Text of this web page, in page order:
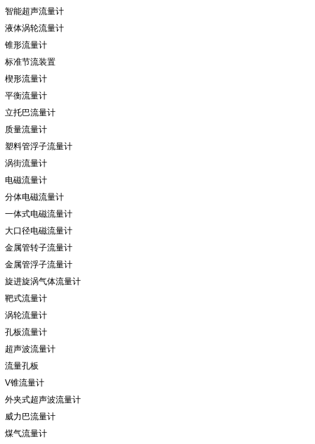
智能超声流量计
液体涡轮流量计
锥形流量计
标准节流装置
楔形流量计
平衡流量计
立托巴流量计
质量流量计
塑料管浮子流量计
涡街流量计
电磁流量计
分体电磁流量计
一体式电磁流量计
大口径电磁流量计
金属管转子流量计
金属管浮子流量计
旋进旋涡气体流量计
靶式流量计
涡轮流量计
孔板流量计
超声波流量计
流量孔板
V锥流量计
外夹式超声波流量计
威力巴流量计
煤气流量计